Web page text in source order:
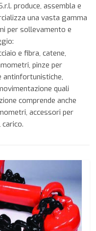
produce, assembla e
una vasta gamma
per sollevamento e
e fibra, catene,
pinze per
antinfortunistiche,
quali
comprende anche
accessori per